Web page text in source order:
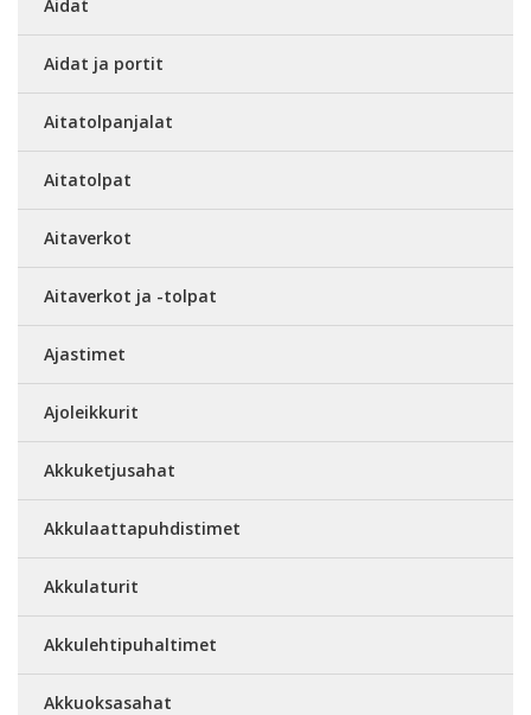
Aidat
Aidat ja portit
Aitatolpanjalat
Aitatolpat
Aitaverkot
Aitaverkot ja -tolpat
Ajastimet
Ajoleikkurit
Akkuketjusahat
Akkulaattapuhdistimet
Akkulaturit
Akkulehtipuhaltimet
Akkuoksasahat